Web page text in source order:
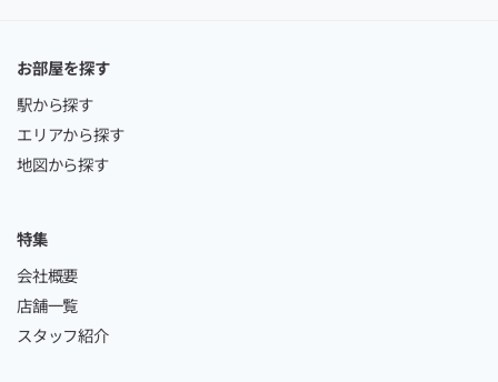
お部屋を探す
駅から探す
エリアから探す
地図から探す
特集
会社概要
店舗一覧
スタッフ紹介